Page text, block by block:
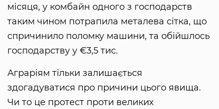
місяця, у комбайн одного з господарств
таким чином потрапила металева сітка, що
спричинило поломку машини, та обійшлось
господарству у €3,5 тис.
Аграріям тільки залишається
здогадуватися про причини цього явища.
Чи то це протест проти великих